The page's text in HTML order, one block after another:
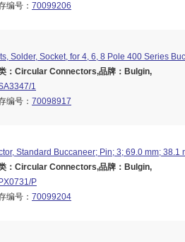
编号： 70099206
Solder, Socket, for 4, 6, 8 Pole 400 Series
：Circular Connectors,品牌：Bulgin,
1
编号： 70098917
Standard Buccaneer; Pin; 3; 69.0 mm; 38.1
：Circular Connectors,品牌：Bulgin,
PX0731/P
编号： 70099204